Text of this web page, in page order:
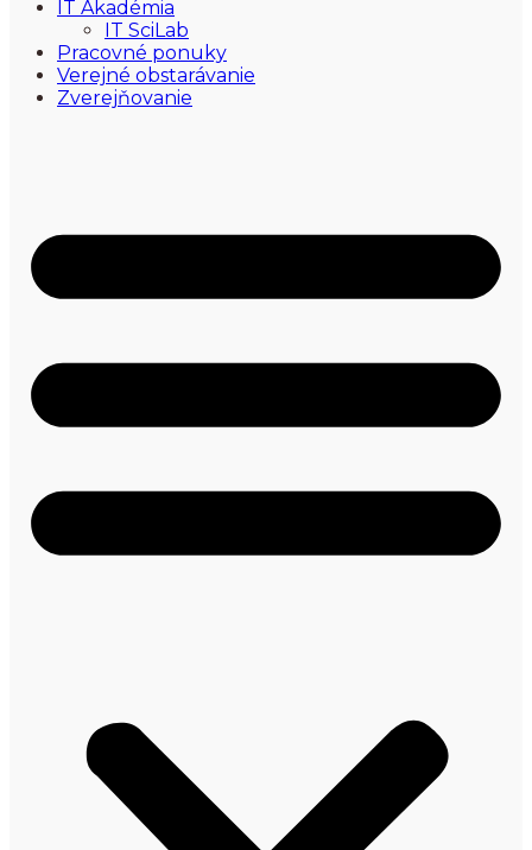
IT Akadémia
IT SciLab
Pracovné ponuky
Verejné obstarávanie
Zverejňovanie